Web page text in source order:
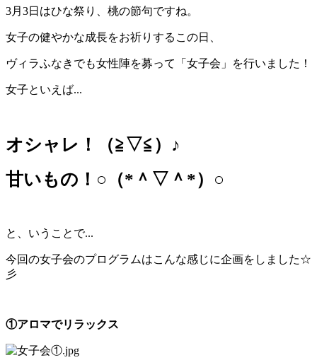
3月3日はひな祭り、桃の節句ですね。
女子の健やかな成長をお祈りするこの日、
ヴィラふなきでも女性陣を募って「女子会」を行いました！
女子といえば...
オシャレ！（≧▽≦）♪
甘いもの！○（*＾▽＾*）○
と、いうことで...
今回の女子会のプログラムはこんな感じに企画をしました☆
彡
①アロマでリラックス